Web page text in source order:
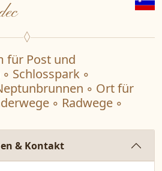
für Post und
Schlosspark ◦
◦ Ort für
◦ Radwege ◦
& Kontakt